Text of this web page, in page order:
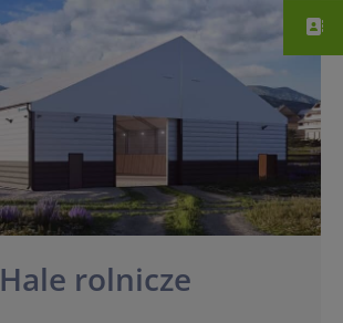
Hale rolnicze